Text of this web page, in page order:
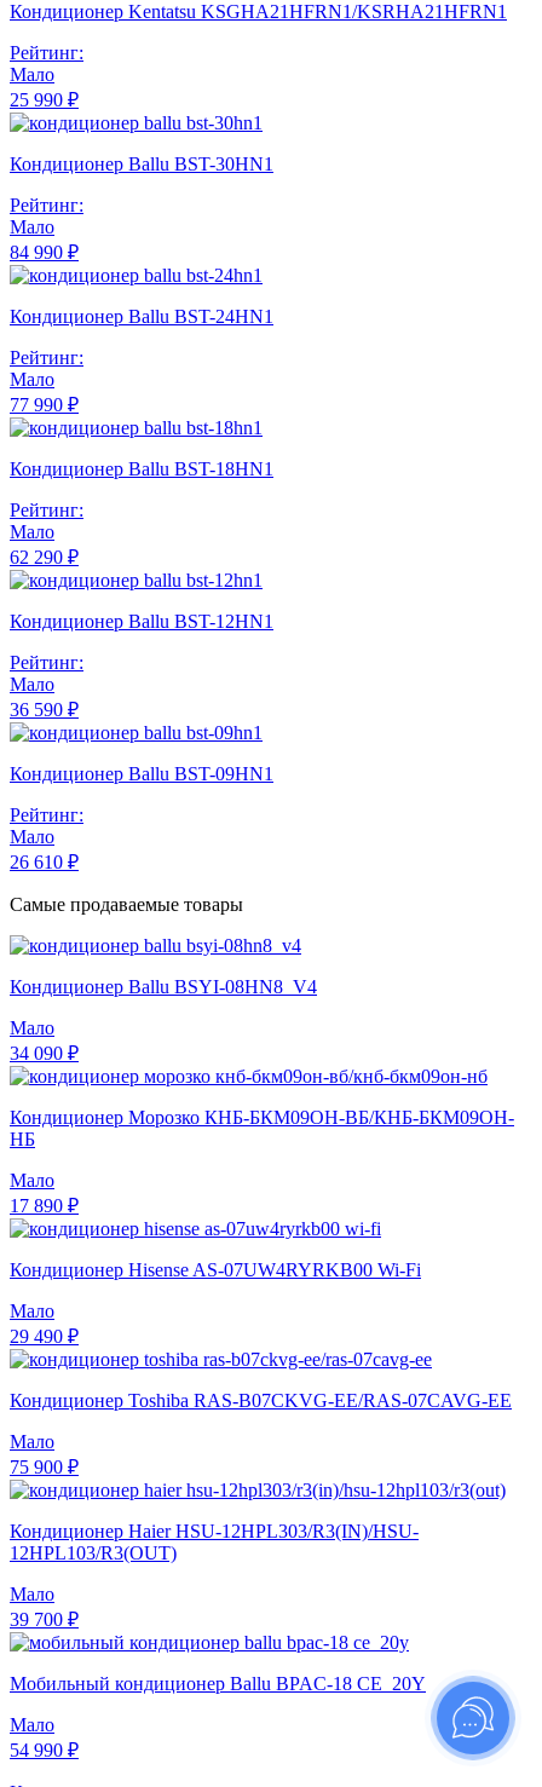
Кондиционер Kentatsu KSGHA21HFRN1/KSRHA21HFRN1
Рейтинг:
Мало
25 990 ₽
Кондиционер Ballu BST-30HN1
Рейтинг:
Мало
84 990 ₽
Кондиционер Ballu BST-24HN1
Рейтинг:
Мало
77 990 ₽
Кондиционер Ballu BST-18HN1
Рейтинг:
Мало
62 290 ₽
Кондиционер Ballu BST-12HN1
Рейтинг:
Мало
36 590 ₽
Кондиционер Ballu BST-09HN1
Рейтинг:
Мало
26 610 ₽
Самые продаваемые товары
Кондиционер Ballu BSYI-08HN8_V4
Мало
34 090 ₽
Кондиционер Морозко КНБ-БКМ09ОН-ВБ/КНБ-БКМ09ОН-
НБ
Мало
17 890 ₽
Кондиционер Hisense AS-07UW4RYRKB00 Wi-Fi
Мало
29 490 ₽
Кондиционер Toshiba RAS-B07CKVG-EE/RAS-07CAVG-EE
Мало
75 900 ₽
Кондиционер Haier HSU-12HPL303/R3(IN)/HSU-
12HPL103/R3(OUT)
Мало
39 700 ₽
Мобильный кондиционер Ballu BPAC-18 CE_20Y
Мало
54 990 ₽